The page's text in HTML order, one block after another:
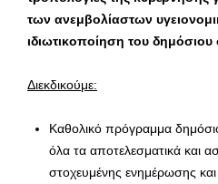
των ανεμβολίαστων
ιδιωτικοποίηση του δημόσιου
Διεκδικούμε:
Καθολικό πρόγραμμα
όλα τα αποτελεσματικά και
στοχευμένης ενημέρωσης